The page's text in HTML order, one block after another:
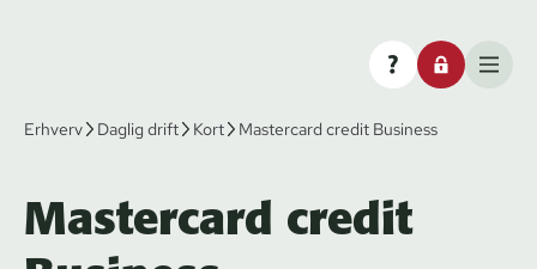
Erhverv Daglig drift Kort Mastercard credit Business
Mastercard credit